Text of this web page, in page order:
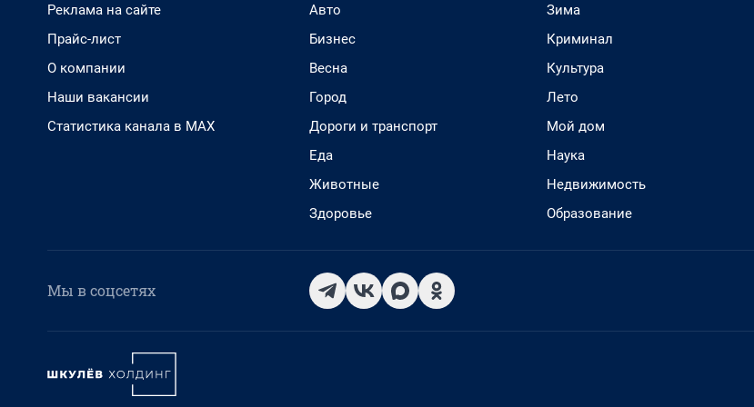
Реклама на сайте
Прайс-лист
О компании
Наши вакансии
Статистика канала в MAX
Авто
Бизнес
Весна
Город
Дороги и транспорт
Еда
Животные
Здоровье
Зима
Криминал
Культура
Лето
Мой дом
Наука
Недвижимость
Образование
Мы в соцсетях